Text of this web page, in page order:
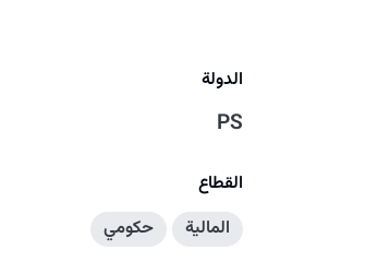
الدولة
PS
القطاع
المالية
حكومي